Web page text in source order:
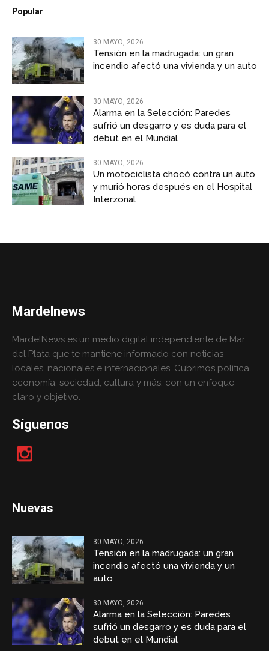
Popular
30 MAYO, 2026
Tensión en la madrugada: un gran
incendio afectó una vivienda y un auto
30 MAYO, 2026
Alarma en la Selección: Paredes
sufrió un desgarro y es duda para el
debut en el Mundial
30 MAYO, 2026
Un motociclista chocó contra un auto
y murió horas después en el Hospital
Interzonal
Mardelnews
MardelNews es un medio digital independiente de Mar
del Plata que te mantiene informado con noticias
locales, nacionales e internacionales. Cubrimos política,
economía, sociedad, cultura y más, con un enfoque
claro y objetivo.
Síguenos
Nuevas
30 MAYO, 2026
Tensión en la madrugada: un gran
incendio afectó una vivienda y un
auto
30 MAYO, 2026
Alarma en la Selección: Paredes
sufrió un desgarro y es duda para el
debut en el Mundial